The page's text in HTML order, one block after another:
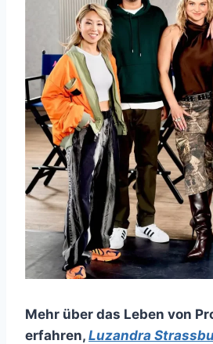
Mehr über das Leben von
erfahren, Luzandra